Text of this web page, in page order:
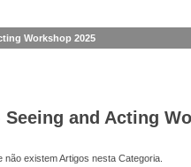
Workshop 2025
Seeing and Acting
não existem Artigos nesta Categoria.